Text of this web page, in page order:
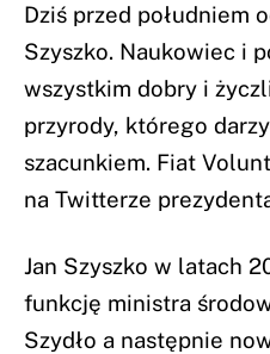
Dziś przed południem
Szyszko. Naukowiec i
wszystkim dobry i
przyrody, którego
szacunkiem. Fiat
na Twitterze
Jan Szyszko w latach
funkcję ministra
Szydło a następnie